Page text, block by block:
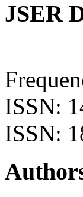
JSER
ISSN:
ISSN: